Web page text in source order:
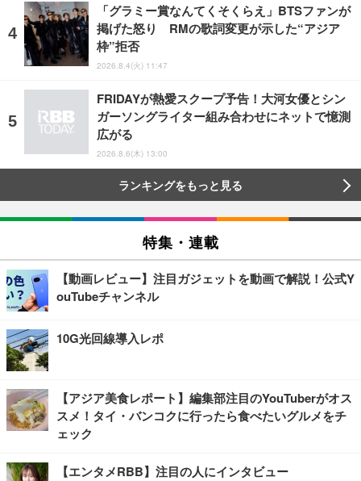
「グラミー賞なんてくそくらえ」BTSファンが
掲げた怒り RMの歌詞変更が示した“アジア
枠”拒否
2026.8.4(火) 11:47
FRIDAYが熱愛スクープ予告！大河女優とシン
ガーソングライター組み合わせにネットで憶測
広がる
2026.8.6(木) 13:00
ランキングをもっと見る
特集・連載
【動画レビュー】注目ガジェットを動画で解説！公式Y
ouTubeチャンネル
10G光回線導入レポ
【アジア美食レポート】編集部注目のYouTuberがオス
スメ！タイ・バンコクに行ったら食べたいグルメをチ
ェック
【エンタメRBB】注目の人にインタビュー